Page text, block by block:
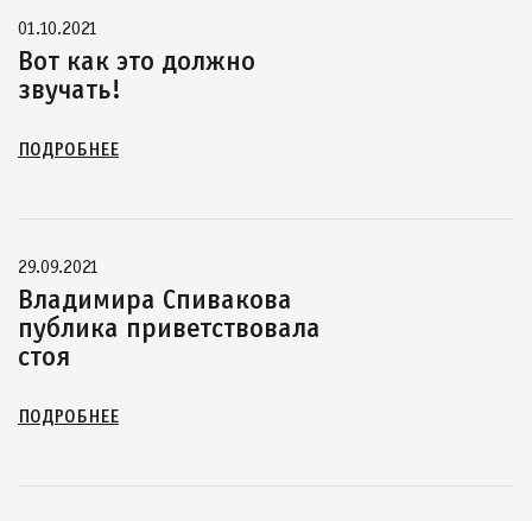
01.10.2021
Вот как это должно
звучать!
ПОДРОБНЕЕ
29.09.2021
Владимира Спивакова
публика приветствовала
стоя
ПОДРОБНЕЕ